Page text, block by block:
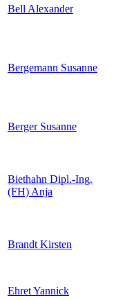
Bell Alexander
Bergemann Susanne
Berger Susanne
Biethahn Dipl.-Ing.
(FH) Anja
Brandt Kirsten
Ehret Yannick